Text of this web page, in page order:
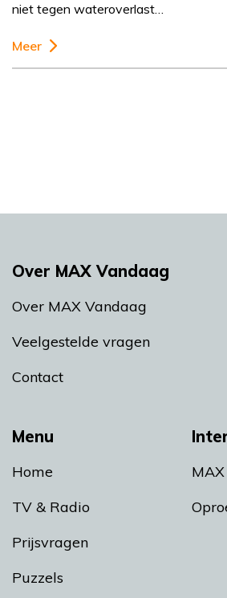
niet tegen wateroverlast…
Meer
Menu
Home
TV & Radio
Prijsvragen
Puzzels
Over MAX Vandaag
Over MAX Vandaag
Veelgestelde vragen
Contact